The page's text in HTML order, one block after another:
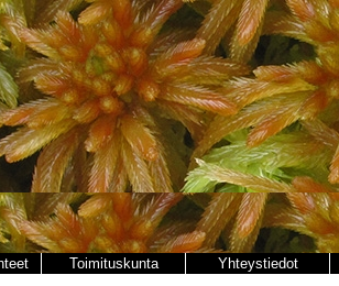
Toimituskunta Yhteystiedot